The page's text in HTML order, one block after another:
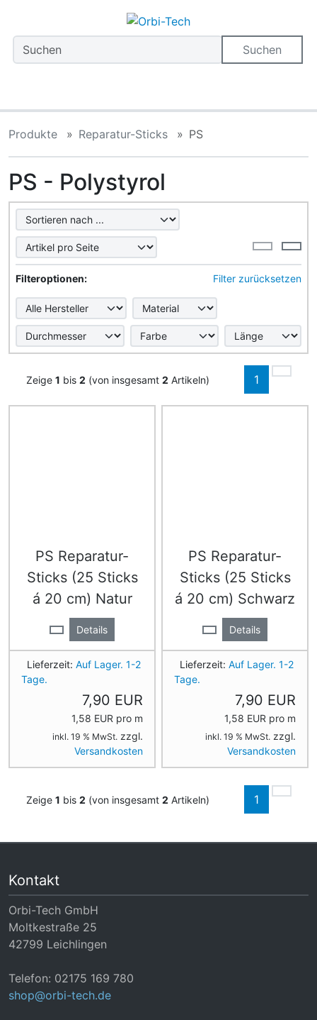
Springe zur Navigation
Suchen
Produkte Reparatur-Sticks PS
PS - Polystyrol
Hier können Sie die nachfolgenden Artikel umsortieren
Hier können Sie die nachfolgenden Artikel nach ihren
Filteroptionen: Filter zurücksetzen
Zeige 1 bis 2 (von insgesamt 2 Artikeln) 1
PS Reparatur-
Sticks (25 Sticks
á 20 cm) Natur
Details
Lieferzeit: Auf Lager. 1-2
Tage.
7,90 EUR
1,58 EUR pro m
inkl. 19 % MwSt. zzgl.
Versandkosten
PS Reparatur-
Sticks (25 Sticks
á 20 cm) Schwarz
Details
Lieferzeit: Auf Lager. 1-2
Tage.
7,90 EUR
1,58 EUR pro m
inkl. 19 % MwSt. zzgl.
Versandkosten
Zeige 1 bis 2 (von insgesamt 2 Artikeln) 1
Kontakt
Orbi-Tech GmbH
Moltkestraße 25
42799 Leichlingen
Telefon: 02175 169 780
shop@orbi-tech.de